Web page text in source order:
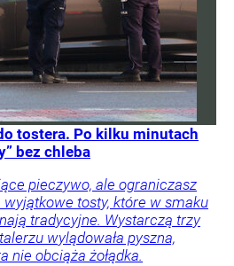
tostera. Po kilku minutach
bez chleba
pieczywo, ale ograniczasz
tosty, które w smaku
tradycyjne. Wystarczą trzy
wylądowała pyszna,
nie obciąża żołądka.